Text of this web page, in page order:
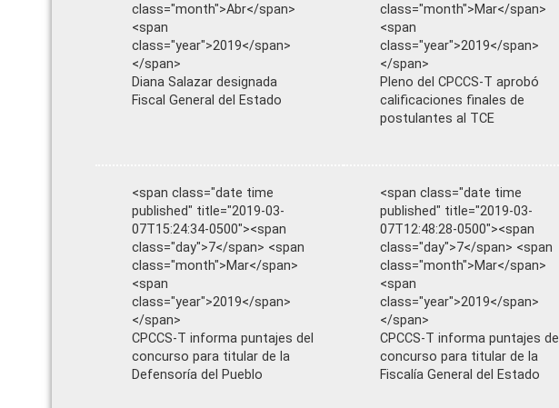
class="month">Abr</span>
<span
class="year">2019</span>
</span>
Diana Salazar designada
Fiscal General del Estado
class="month">Mar</span>
<span
class="year">2019</span>
</span>
Pleno del CPCCS-T aprobó
calificaciones finales de
postulantes al TCE
<span class="date time
published" title="2019-03-
07T15:24:34-0500"><span
class="day">7</span> <span
class="month">Mar</span>
<span
class="year">2019</span>
</span>
CPCCS-T informa puntajes del
concurso para titular de la
Defensoría del Pueblo
<span class="date time
published" title="2019-03-
07T12:48:28-0500"><span
class="day">7</span> <span
class="month">Mar</span>
<span
class="year">2019</span>
</span>
CPCCS-T informa puntajes del
concurso para titular de la
Fiscalía General del Estado